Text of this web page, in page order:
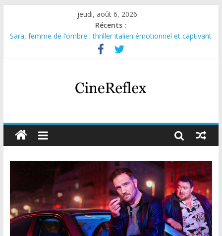
jeudi, août 6, 2026
Récents :
Sara, femme de l’ombre : thriller italien émotionnel et captivant
Journal d’une fille larguée : nouvelle série suédoise sur Netflix
Aema : mini-série sur le tournage d’un film érotique devenu
Glass Heart : excellente série musicale avec Takeru Satō
Olympo, saison 1 : nouvelle série qui séduira les fans de